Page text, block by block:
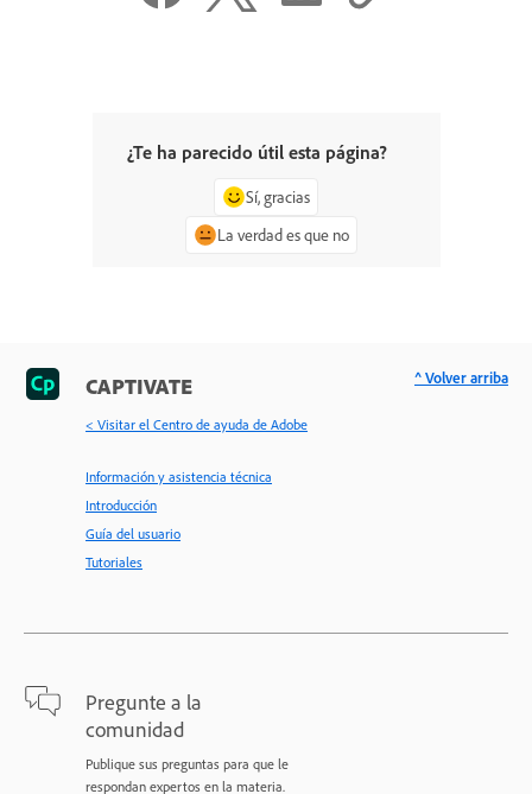
¿Te ha parecido útil esta página?
Sí, gracias
La verdad es que no
CAPTIVATE
< Visitar el Centro de ayuda de Adobe
Información y asistencia técnica
Introducción
Guía del usuario
Tutoriales
Pregunte a la
comunidad
Publique sus preguntas para que le
respondan expertos en la materia.
^ Volver arriba